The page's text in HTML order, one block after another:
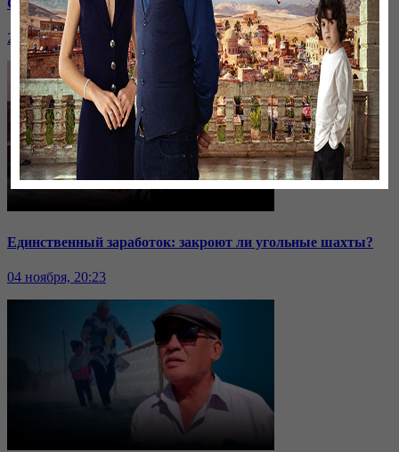
Саммит ОДКБ: под вопросом эффективность организации
24 ноября, 20:43
Единственный заработок: закроют ли угольные шахты?
04 ноября, 20:23